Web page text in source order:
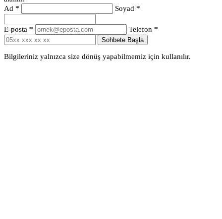
Ad * Soyad *
E-posta * Telefon *
Sohbete Başla
Bilgileriniz yalnızca size dönüş yapabilmemiz için kullanılır.